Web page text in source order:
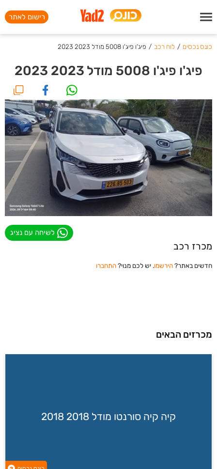
רישום לאתר
כונס נכסים / לוח רכב / פיג'ו פיג'ו 5008 מודל 2023 2023
פיג'ו פיג'ו 5008 מודל 2023 2023
מכרז רכב
לשיחה עם נציג
חדשים באתר?הירשמו. יש לכם מנוי?התחברו
מכרזים הבאים
קיה קיה סורנטו מודל 2018 2018